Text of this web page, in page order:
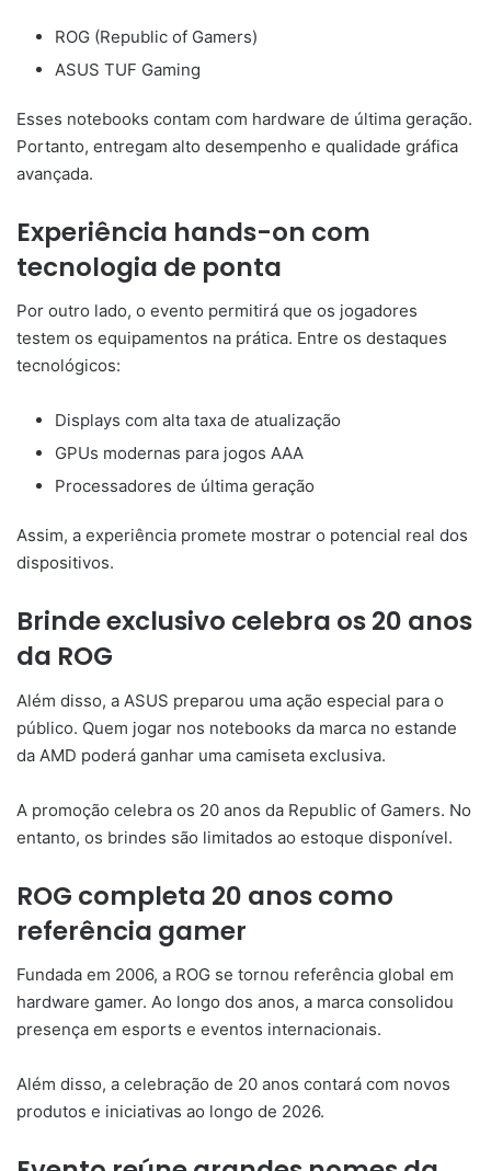
ROG (Republic of Gamers)
ASUS TUF Gaming
Esses notebooks contam com hardware de última geração.
Portanto, entregam alto desempenho e qualidade gráfica
avançada.
Experiência hands-on com
tecnologia de ponta
Por outro lado, o evento permitirá que os jogadores
testem os equipamentos na prática. Entre os destaques
tecnológicos:
Displays com alta taxa de atualização
GPUs modernas para jogos AAA
Processadores de última geração
Assim, a experiência promete mostrar o potencial real dos
dispositivos.
Brinde exclusivo celebra os 20 anos
da ROG
Além disso, a ASUS preparou uma ação especial para o
público. Quem jogar nos notebooks da marca no estande
da AMD poderá ganhar uma camiseta exclusiva.
A promoção celebra os 20 anos da Republic of Gamers. No
entanto, os brindes são limitados ao estoque disponível.
ROG completa 20 anos como
referência gamer
Fundada em 2006, a ROG se tornou referência global em
hardware gamer. Ao longo dos anos, a marca consolidou
presença em esports e eventos internacionais.
Além disso, a celebração de 20 anos contará com novos
produtos e iniciativas ao longo de 2026.